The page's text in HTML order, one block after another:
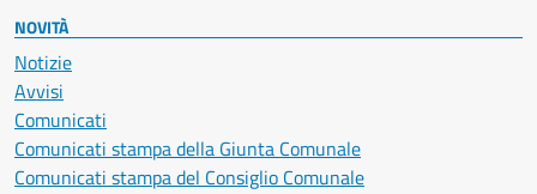
NOVITÀ
Notizie
Avvisi
Comunicati
Comunicati stampa della Giunta Comunale
Comunicati stampa del Consiglio Comunale